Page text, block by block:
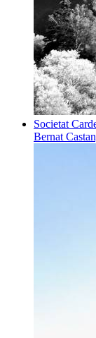
Societat
Bernat